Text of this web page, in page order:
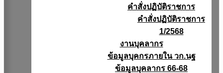
คำสั่งปฏิบัติราชการ
คำสั่งปฏิบัติราชการ
1/2568
งานบุคลากร
ข้อมูลบุคกรภายใน วก.นฐ
ข้อมูลบุคลากร 66-68